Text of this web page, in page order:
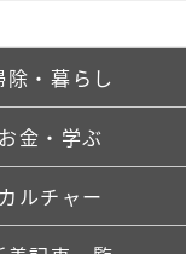
除・暮らし
お金・学ぶ
カルチャー